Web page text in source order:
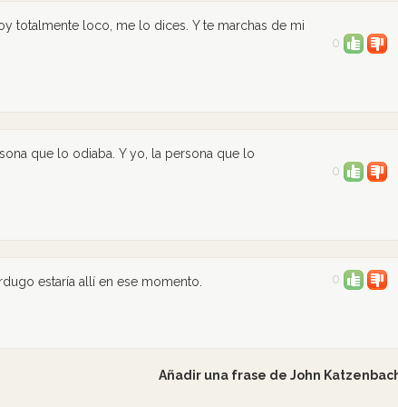
totalmente loco, me lo dices. Y te marchas de mi
0
que lo odiaba. Y yo, la persona que lo
0
estaría allí en ese momento. 0
Añadir una frase de John